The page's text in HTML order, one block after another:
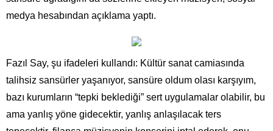
medya hesabından açıklama yaptı.
Fazıl Say, şu ifadeleri kullandı: Kültür sanat camiasında
talihsiz sansürler yaşanıyor, sansüre oldum olası karşıyım,
bazı kurumların “tepki beklediği” sert uygulamalar olabilir, bu
ama yanlış yöne gidecektir, yanlış anlaşılacak ters